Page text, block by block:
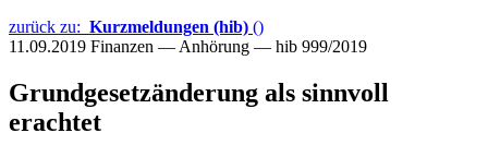
zurück zu: Kurzmeldungen (hib) ()
11.09.2019 Finanzen — Anhörung — hib 999/2019
Grundgesetzänderung als sinnvoll
erachtet